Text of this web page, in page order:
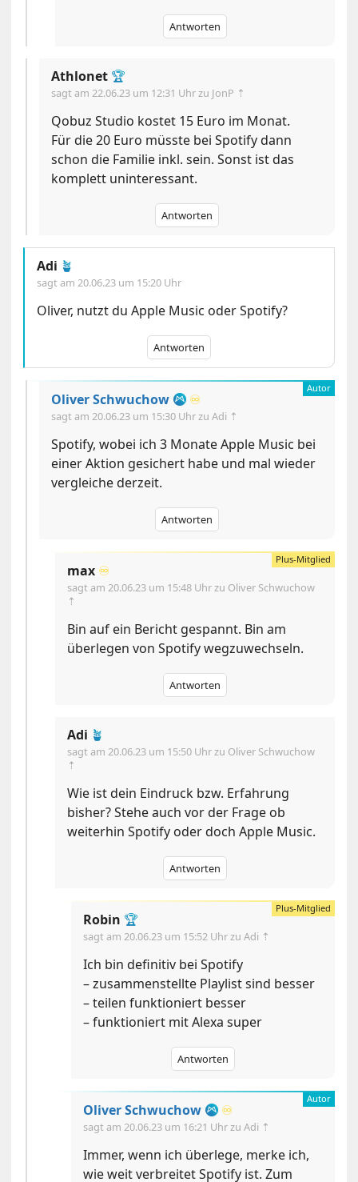
Antworten
Athlonet 🏆
sagt am22.06.23 um 12:31 Uhrzu JonP ⇡
Qobuz Studio kostet 15 Euro im Monat.
Für die 20 Euro müsste bei Spotify dann
schon die Familie inkl. sein. Sonst ist das
komplett uninteressant.
Antworten
Adi 🪴
sagt am20.06.23 um 15:20 Uhr
Oliver, nutzt du Apple Music oder Spotify?
Antworten
Oliver Schwuchow ♾️
sagt am20.06.23 um 15:30 Uhrzu Adi ⇡
Spotify, wobei ich 3 Monate Apple Music bei
einer Aktion gesichert habe und mal wieder
vergleiche derzeit.
Antworten
max ♾️
sagt am20.06.23 um 15:48 Uhrzu Oliver Schwuchow
⇡
Bin auf ein Bericht gespannt. Bin am
überlegen von Spotify wegzuwechseln.
Antworten
Adi 🪴
sagt am20.06.23 um 15:50 Uhrzu Oliver Schwuchow
⇡
Wie ist dein Eindruck bzw. Erfahrung
bisher? Stehe auch vor der Frage ob
weiterhin Spotify oder doch Apple Music.
Antworten
Robin 🏆
sagt am20.06.23 um 15:52 Uhrzu Adi ⇡
Ich bin definitiv bei Spotify
– zusammenstellte Playlist sind besser
– teilen funktioniert besser
– funktioniert mit Alexa super
Antworten
Oliver Schwuchow ♾️
sagt am20.06.23 um 16:21 Uhrzu Adi ⇡
Immer, wenn ich überlege, merke ich,
wie weit verbreitet Spotify ist. Zum